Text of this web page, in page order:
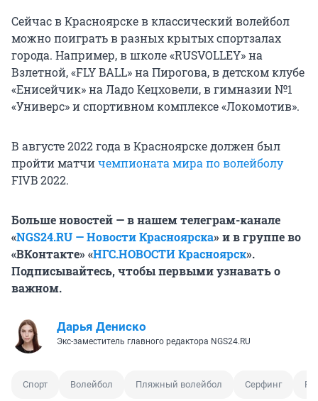
Сейчас в Красноярске в классический волейбол
можно поиграть в разных крытых спортзалах
города. Например, в школе «RUSVOLLEY» на
Взлетной, «FLY BALL» на Пирогова, в детском клубе
«Енисейчик» на Ладо Кецховели, в гимназии №1
«Универс» и спортивном комплексе «Локомотив».
В августе 2022 года в Красноярске должен был
пройти матчичемпионата мира по волейболу
FIVB 2022.
Больше новостей —в нашем телеграм-канале
«NGS24.RU — Новости Красноярска» ив группе во
«ВКонтакте» «НГС.НОВОСТИ Красноярск».
Подписывайтесь, чтобы первыми узнавать о
важном.
Дарья Дениско
Экс-заместитель главного редактора NGS24.RU
Спорт Волейбол Пляжный волейбол Серфинг